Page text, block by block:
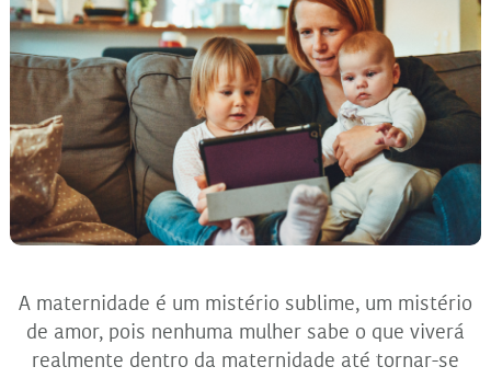
A maternidade é um mistério sublime, um mistério
de amor, pois nenhuma mulher sabe o que viverá
realmente dentro da maternidade até tornar-se